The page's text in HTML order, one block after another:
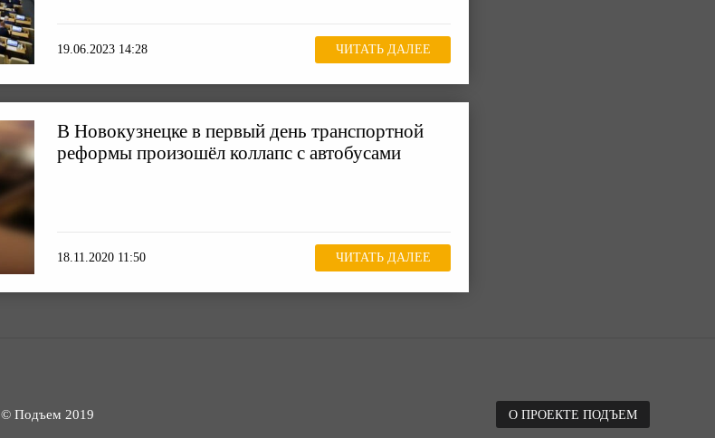
19.06.2023 14:28 ЧИТАТЬ ДАЛЕЕ
В Новокузнецке в первый день транспортной
реформы произошёл коллапс с автобусами
18.11.2020 11:50 ЧИТАТЬ ДАЛЕЕ
© Подъем 2019 О ПРОЕКТЕ ПОДЪЕМ